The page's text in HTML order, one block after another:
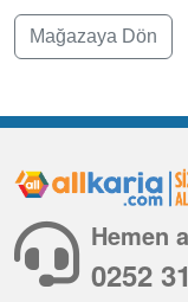
Mağazaya Dön
Hemen
0252